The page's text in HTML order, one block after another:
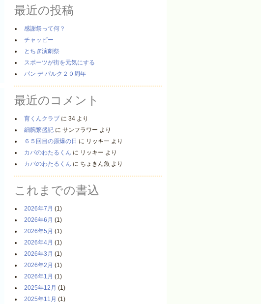
最近の投稿
感謝祭って何？
チャッピー
とちぎ演劇祭
スポーツが街を元気にする
パン デ パルク２０周年
最近のコメント
育くんクラブ に 34 より
細腕繁盛記 に サンフラワー より
６５回目の原爆の日 に リッキー より
カバのわたるくん に リッキー より
カバのわたるくん に ちょきん魚 より
これまでの書込
2026年7月 (1)
2026年6月 (1)
2026年5月 (1)
2026年4月 (1)
2026年3月 (1)
2026年2月 (1)
2026年1月 (1)
2025年12月 (1)
2025年11月 (1)